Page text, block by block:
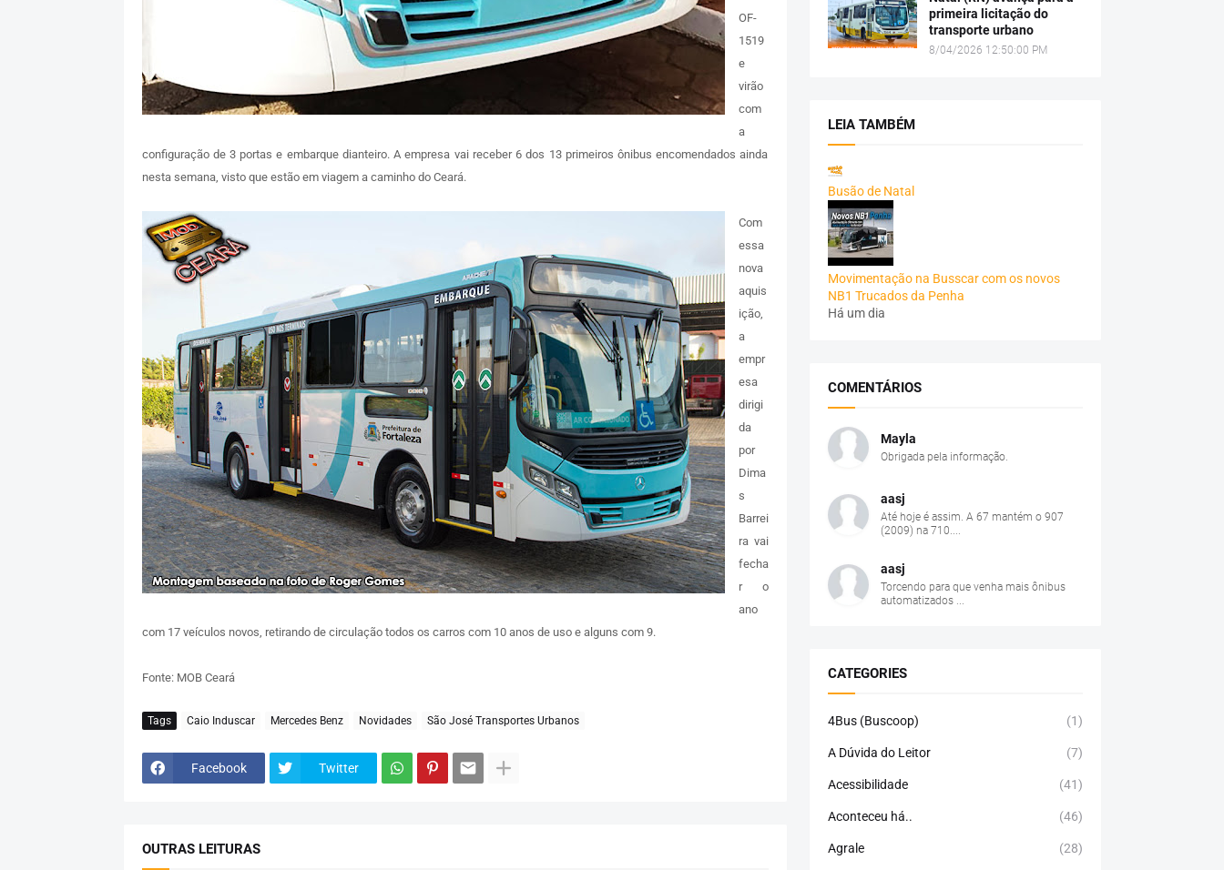
OF-
1519
e
virão
com
a
configuração de 3 portas e embarque dianteiro. A empresa vai receber 6 dos 13 primeiros ônibus encomendados ainda
nesta semana, visto que estão em viagem a caminho do Ceará.
Com
essa
nova
aquis
ição,
a
empr
esa
dirigi
da
por
Dima
s
Barrei
ra vai
fecha
r o
ano
com 17 veículos novos, retirando de circulação todos os carros com 10 anos de uso e alguns com 9.
Fonte: MOB Ceará
Tags Caio Induscar Mercedes Benz Novidades São José Transportes Urbanos
Facebook Twitter
OUTRAS LEITURAS
primeira licitação do
transporte urbano
8/04/2026 12:50:00 PM
LEIA TAMBÉM
Busão de Natal
Movimentação na Busscar com os novos
NB1 Trucados da Penha
Há um dia
COMENTÁRIOS
Mayla
Obrigada pela informação.
aasj
Até hoje é assim. A 67 mantém o 907
(2009) na 710....
aasj
Torcendo para que venha mais ônibus
automatizados ...
CATEGORIES
4Bus (Buscoop) (1)
A Dúvida do Leitor (7)
Acessibilidade (41)
Aconteceu há.. (46)
Agrale (28)